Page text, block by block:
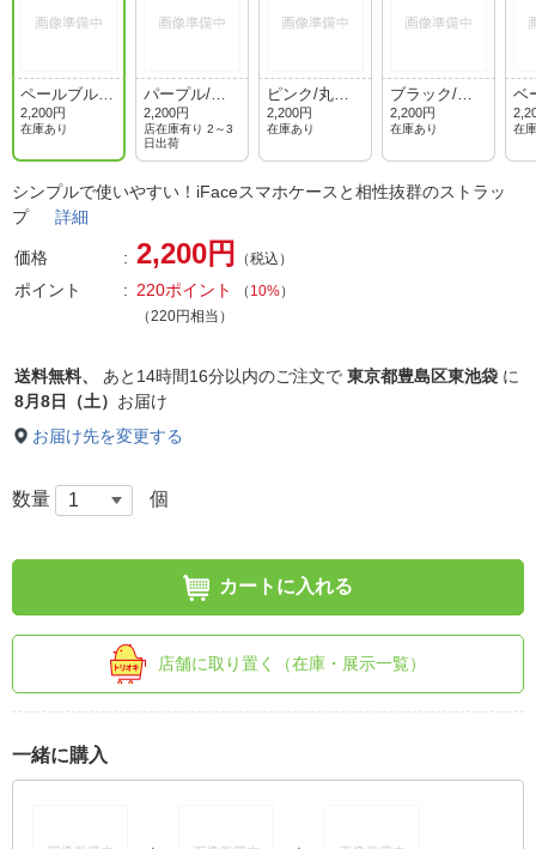
ペールブル
ー/PUレザー/
ループ
2,200円
在庫あり
パープル/丸
紐/ループ
2,200円
店在庫有り 2～3
日出荷
ピンク/丸紐/
ループ
2,200円
在庫あり
ブラック/丸
紐/ループ
2,200円
在庫あり
ベ
レ
プ
在
シンプルで使いやすい！iFaceスマホケースと相性抜群のストラッ
プ 詳細
価格 2,200円 （税込）
ポイント 220ポイント （ 10%）
（220円相当）
送料無料、 あと 14時間16分以内のご注文で 東京都豊島区東池袋 に
8月8日（土） お届け
お届け先を変更する
数量 個
カートに入れる
店舗に取り置く（在庫・展示一覧）
一緒に購入